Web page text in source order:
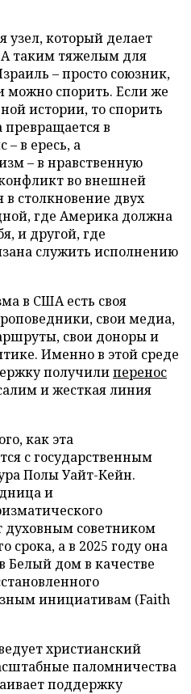
узел, который делает
таким тяжелым для
– просто союзник,
можно спорить. Если же
истории, то спорить
в
– в ересь, а
– в нравственную
во внешней
столкновение двух
где Америка должна
и другой, где
служить исполнению
в США есть своя
свои медиа,
свои доноры и
Именно в этой среде
получилиперенос
и жесткая линия
как эта
с государственным
Полы Уайт-Кейн.
и
духовным советником
срока, а в 2025 году она
Белый дом в качестве
инициативам (Faith
христианский
паломничества
поддержку